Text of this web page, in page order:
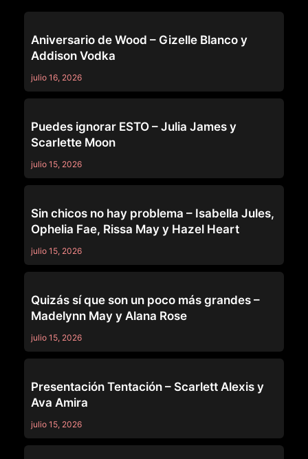
Aniversario de Wood – Gizelle Blanco y
Addison Vodka
julio 16, 2026
Puedes ignorar ESTO – Julia James y
Scarlette Moon
julio 15, 2026
Sin chicos no hay problema – Isabella Jules,
Ophelia Fae, Rissa May y Hazel Heart
julio 15, 2026
Quizás sí que son un poco más grandes –
Madelynn May y Alana Rose
julio 15, 2026
Presentación Tentación – Scarlett Alexis y
Ava Amira
julio 15, 2026